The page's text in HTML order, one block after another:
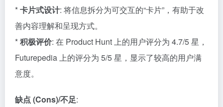
*卡片式设计: 将信息拆分为可交互的“卡片”，有助于改
善内容理解和呈现方式。
*积极评价: 在 Product Hunt 上的用户评分为 4.7/5 星，
Futurepedia 上的评分为 5/5 星，显示了较高的用户满
意度。
缺点 (Cons)/不足: